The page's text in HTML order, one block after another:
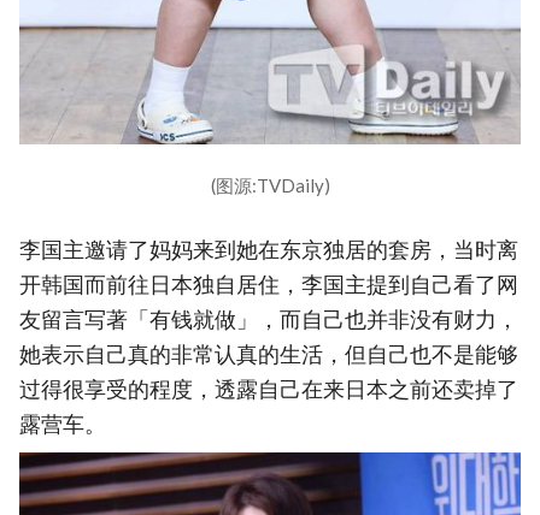
(图源:TVDaily)
李国主邀请了妈妈来到她在东京独居的套房，当时离
开韩国而前往日本独自居住，李国主提到自己看了网
友留言写著「有钱就做」，而自己也并非没有财力，
她表示自己真的非常认真的生活，但自己也不是能够
过得很享受的程度，透露自己在来日本之前还卖掉了
露营车。